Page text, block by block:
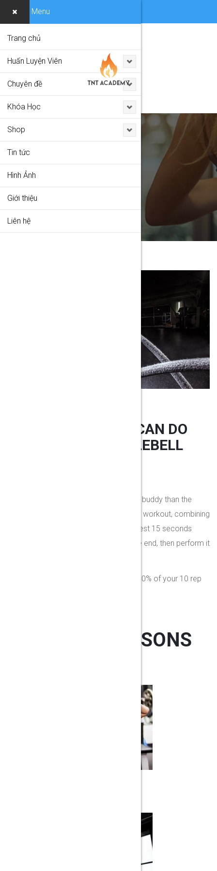
LESSON
Home
10 EXERCISES YOU CAN DO
WITH JUST A KETTLEBELL
In the right hands, there’s no better gym buddy than the
kettlebell. Get to grips with our full-body workout, combining
compound lifts with dynamic moves. Rest 15 seconds
between moves and two minutes at the end, then perform it
Perform each move at a weight that’s 80% of your 10 rep
SIMILAR LESSONS
Menu
Trang chủ
Huấn Luyện Viên
Chuyên đề
Khóa Học
Shop
Tin tức
Hình Ảnh
Giới thiệu
Liên hệ